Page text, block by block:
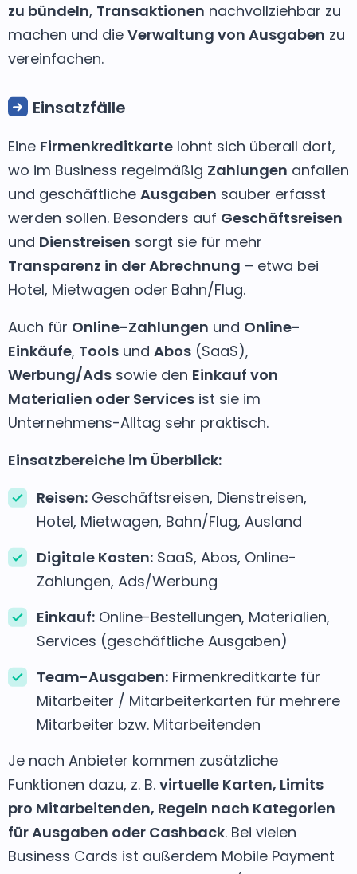
zu bündeln, Transaktionen nachvollziehbar zu
machen und die Verwaltung von Ausgaben zu
vereinfachen.
Einsatzfälle
Eine Firmenkreditkarte lohnt sich überall dort,
wo im Business regelmäßig Zahlungen anfallen
und geschäftliche Ausgaben sauber erfasst
werden sollen. Besonders auf Geschäftsreisen
und Dienstreisen sorgt sie für mehr
Transparenz in der Abrechnung – etwa bei
Hotel, Mietwagen oder Bahn/Flug.
Auch für Online-Zahlungen und Online-
Einkäufe, Tools und Abos (SaaS),
Werbung/Ads sowie den Einkauf von
Materialien oder Services ist sie im
Unternehmens-Alltag sehr praktisch.
Einsatzbereiche im Überblick:
Reisen: Geschäftsreisen, Dienstreisen,
Hotel, Mietwagen, Bahn/Flug, Ausland
Digitale Kosten: SaaS, Abos, Online-
Zahlungen, Ads/Werbung
Einkauf: Online-Bestellungen, Materialien,
Services (geschäftliche Ausgaben)
Team-Ausgaben: Firmenkreditkarte für
Mitarbeiter / Mitarbeiterkarten für mehrere
Mitarbeiter bzw. Mitarbeitenden
Je nach Anbieter kommen zusätzliche
Funktionen dazu, z. B. virtuelle Karten, Limits
pro Mitarbeitenden, Regeln nach Kategorien
für Ausgaben oder Cashback. Bei vielen
Business Cards ist außerdem Mobile Payment